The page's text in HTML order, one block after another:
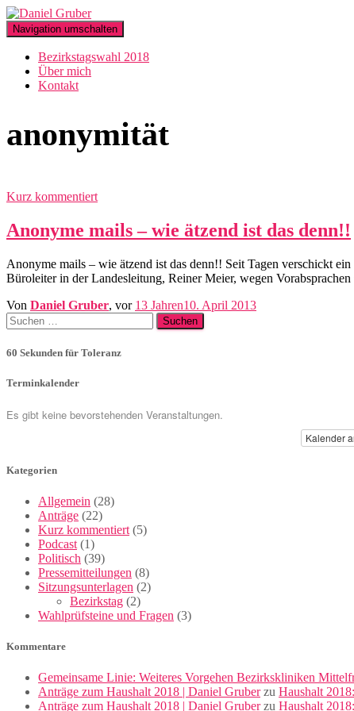
Navigation umschalten
Bezirkstagswahl 2018
Über mich
Kontakt
anonymität
Kurz kommentiert
Anonyme mails – wie ätzend ist das denn!!
Anonyme mails – wie ätzend ist das denn!! Seit Tagen verschickt
Büroleiter in der Landesleitung, Reiner Meier, wegen
Von Daniel Gruber, vor 13 Jahren10. April 2013
Suchen
nach:
60 Sekunden für Toleranz
Terminkalender
Es gibt keine bevorstehenden Veranstaltungen.
Kalender
Kategorien
Allgemein (28)
Anträge (22)
Kurz kommentiert (5)
Podcast (1)
Politisch (39)
Pressemitteilungen (8)
Sitzungsunterlagen (2)
Bezirkstag (2)
Wahlprüfsteine und Fragen (3)
Kommentare
Gemeinsame Linie: Weiteres Vorgehen Bezirkskliniken
Anträge zum Haushalt 2018 | Daniel Gruberzu Haushalt
Anträge zum Haushalt 2018 | Daniel Gruberzu Haushalt